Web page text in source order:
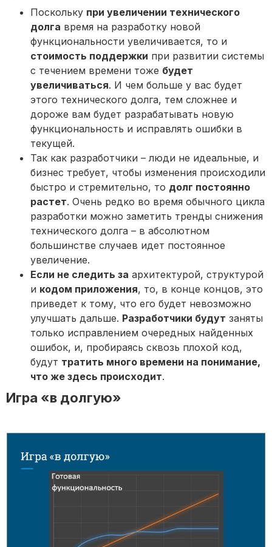
Поскольку при увеличении технического
долга время на разработку новой
функциональности увеличивается, то и
стоимость поддержки при развитии системы
с течением времени тоже будет
увеличиваться. И чем больше у вас будет
этого технического долга, тем сложнее и
дороже вам будет разрабатывать новую
функциональность и исправлять ошибки в
текущей.
Так как разработчики – люди не идеальные, и
бизнес требует, чтобы изменения происходили
быстро и стремительно, то долг постоянно
растет. Очень редко во время обычного цикла
разработки можно заметить тренды снижения
технического долга – в абсолютном
большинстве случаев идет постоянное
увеличение.
Если не следить за архитектурой, структурой
и кодом приложения, то, в конце концов, это
приведет к тому, что его будет невозможно
улучшать дальше. Разработчики будут заняты
только исправлением очередных найденных
ошибок, и, пробираясь сквозь плохой код,
будут тратить много времени на понимание,
что же здесь происходит.
Игра «в долгую»